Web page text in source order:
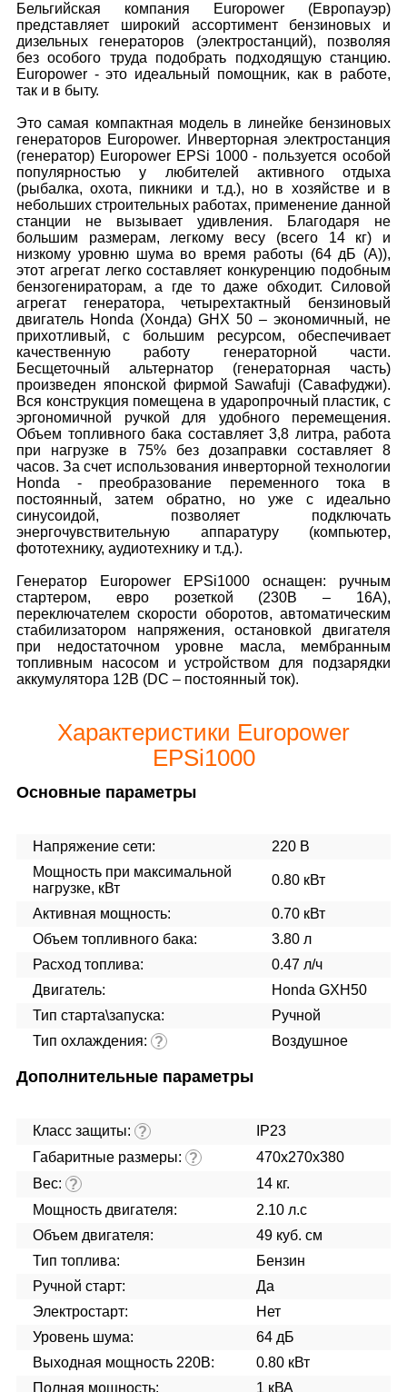
Бельгийская компания Europower (Европауэр)
представляет широкий ассортимент бензиновых и
дизельных генераторов (электростанций), позволяя
без особого труда подобрать подходящую станцию.
Europower - это идеальный помощник, как в работе,
так и в быту.
Это самая компактная модель в линейке бензиновых
генераторов Europower. Инверторная электростанция
(генератор) Europower EPSi 1000 - пользуется особой
популярностью у любителей активного отдыха
(рыбалка, охота, пикники и т.д.), но в хозяйстве и в
небольших строительных работах, применение данной
станции не вызывает удивления. Благодаря не
большим размерам, легкому весу (всего 14 кг) и
низкому уровню шума во время работы (64 дБ (А)),
этот агрегат легко составляет конкуренцию подобным
бензогенираторам, а где то даже обходит. Силовой
агрегат генератора, четырехтактный бензиновый
двигатель Honda (Хонда) GHX 50 – экономичный, не
прихотливый, с большим ресурсом, обеспечивает
качественную работу генераторной части.
Бесщеточный альтернатор (генераторная часть)
произведен японской фирмой Sawafuji (Савафуджи).
Вся конструкция помещена в ударопрочный пластик, с
эргономичной ручкой для удобного перемещения.
Объем топливного бака составляет 3,8 литра, работа
при нагрузке в 75% без дозаправки составляет 8
часов. За счет использования инверторной технологии
Honda - преобразование переменного тока в
постоянный, затем обратно, но уже с идеально
синусоидой, позволяет подключать
энергочувствительную аппаратуру (компьютер,
фототехнику, аудиотехнику и т.д.).
Генератор Europower EPSi1000 оснащен: ручным
стартером, евро розеткой (230В – 16А),
переключателем скорости оборотов, автоматическим
стабилизатором напряжения, остановкой двигателя
при недостаточном уровне масла, мембранным
топливным насосом и устройством для подзарядки
аккумулятора 12В (DC – постоянный ток).
Характеристики Europower
EPSi1000
Основные параметры
Напряжение сети:
220 В
Мощность при максимальной
нагрузке, кВт
0.80 кВт
Активная мощность:
0.70 кВт
Объем топливного бака:
3.80 л
Расход топлива:
0.47 л/ч
Двигатель:
Honda GXH50
Тип старта\запуска:
Ручной
Тип охлаждения: ? Воздушное
Дополнительные параметры
Класс защиты: ?
IP23
Габаритные размеры: ?
470х270х380
Вес: ?
14 кг.
Мощность двигателя:
2.10 л.с
Объем двигателя:
49 куб. см
Тип топлива:
Бензин
Ручной старт:
Да
Электростарт:
Нет
Уровень шума:
64 дБ
Выходная мощность 220В:
0.80 кВт
Полная мощность:
1 кВА